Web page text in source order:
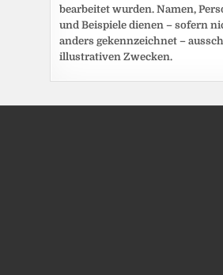
bearbeitet wurden. Namen,
und Beispiele dienen – sofern
anders gekennzeichnet –
illustrativen Zwecken.